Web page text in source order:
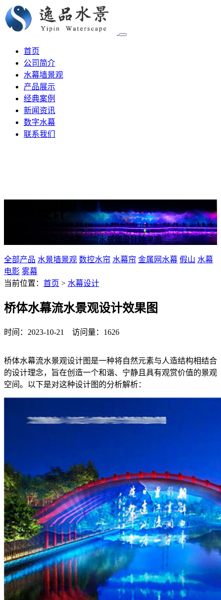
首页
公司简介
水幕墙景观
产品展示
经典案例
新闻资讯
数字水幕
联系我们
水幕设计
水幕设计、水景效果图、流水景观设计效果图
全部产品 水景墙景观 数控水帘 水幕帘 金属网水幕 假山 水幕
电影 雾幕
当前位置： 首页 > 水幕设计
桥体水幕流水景观设计效果图
时间：2023-10-21 访问量：1626
桥体水幕流水景观设计图是一种将自然元素与人造结构相结合
的设计理念，旨在创造一个和谐、宁静且具有观赏价值的景观
空间。以下是对这种设计图的分析解析：